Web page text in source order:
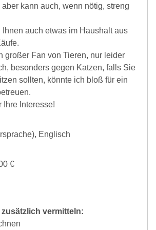
aber kann auch, wenn nötig, streng
Ihnen auch etwas im Haushalt aus
großer Fan von Tieren, nur leider
besonders gegen Katzen, falls Sie
sollten, könnte ich bloß für ein
Ihre Interesse!
Englisch
€
vermitteln: